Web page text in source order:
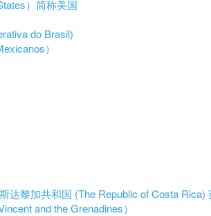
）简称美国
do Brasil)
）
达黎加共和国 (The Republic of Costa Rica)
and the Grenadines）